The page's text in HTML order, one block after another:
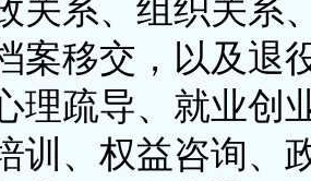
关系、组织关系
案移交，以及退
理疏导、就业创
训、权益咨询、